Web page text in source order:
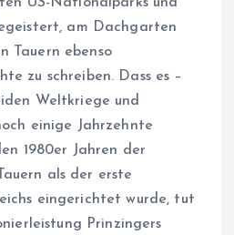
am Dachgarten
Tauern ebenso
zu schreiben. Dass es –
Weltkriege und
einige Jahrzehnte
1980er Jahren der
als der erste
eingerichtet wurde, tut
Prinzingers